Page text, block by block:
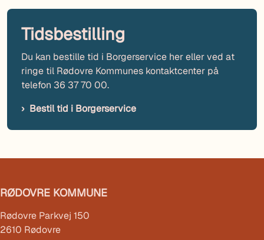
Tidsbestilling
Du kan bestille tid i Borgerservice her eller ved at
ringe til Rødovre Kommunes kontaktcenter på
telefon 36 37 70 00.
Bestil tid i Borgerservice
RØDOVRE KOMMUNE
Rødovre Parkvej 150
2610 Rødovre